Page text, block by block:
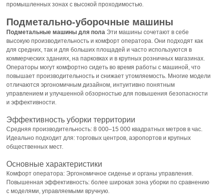
промышленных зонах с высокой проходимостью.
Подметально-уборочные машины
Подметальные машины для пола Эти машины сочетают в себе
высокую производительность и комфорт оператора. Они подходят как
для средних, так и для больших площадей и часто используются в
коммерческих зданиях, на парковках и в крупных розничных магазинах.
Операторы могут комфортно сидеть во время работы с машиной, что
повышает производительность и снижает утомляемость. Многие модели
отличаются эргономичным дизайном, интуитивно понятным
управлением и улучшенной обзорностью для повышения безопасности
и эффективности.
Эффективность уборки территории
Средняя производительность: 8 000–15 000 квадратных метров в час.
Идеально подходит для: торговых центров, аэропортов и крупных
общественных мест.
Основные характеристики
Комфорт оператора: Эргономичное сиденье и органы управления.
Повышенная эффективность: более широкая зона уборки по сравнению
с моделями, управляемыми вручную.